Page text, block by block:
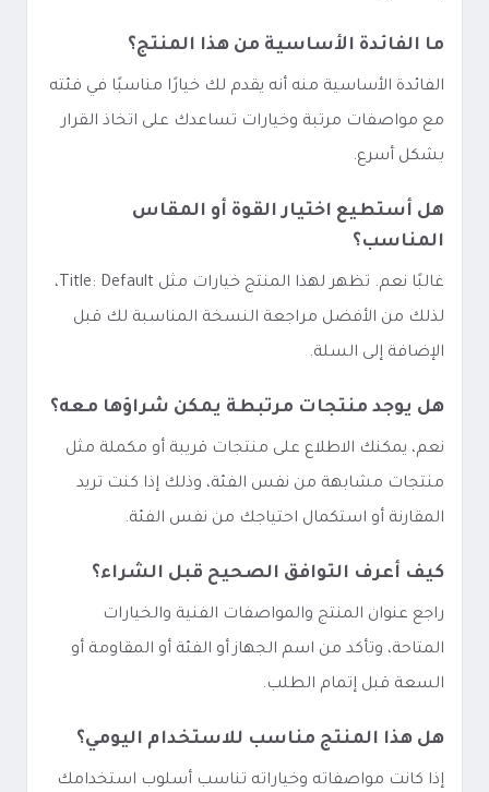
ما الفائدة الأساسية من هذا المنتج؟
الفائدة الأساسية منه أنه يقدم لك خيارًا مناسبًا في فئته
مع مواصفات مرتبة وخيارات تساعدك على اتخاذ القرار
بشكل أسرع.
هل أستطيع اختيار القوة أو المقاس
المناسب؟
غالبًا نعم. تظهر لهذا المنتج خيارات مثل Title: Default،
لذلك من الأفضل مراجعة النسخة المناسبة لك قبل
الإضافة إلى السلة.
هل يوجد منتجات مرتبطة يمكن شراؤها معه؟
نعم، يمكنك الاطلاع على منتجات قريبة أو مكملة مثل
منتجات مشابهة من نفس الفئة، وذلك إذا كنت تريد
المقارنة أو استكمال احتياجك من نفس الفئة.
كيف أعرف التوافق الصحيح قبل الشراء؟
راجع عنوان المنتج والمواصفات الفنية والخيارات
المتاحة، وتأكد من اسم الجهاز أو الفئة أو المقاومة أو
السعة قبل إتمام الطلب.
هل هذا المنتج مناسب للاستخدام اليومي؟
إذا كانت مواصفاته وخياراته تناسب أسلوب استخدامك